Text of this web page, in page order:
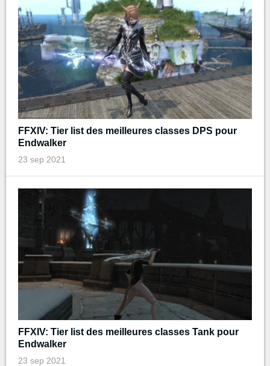
FFXIV: Tier list des meilleures classes DPS pour
Endwalker
23 sep 2021
FFXIV: Tier list des meilleures classes Tank pour
Endwalker
23 sep 2021